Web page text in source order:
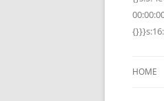
HOME